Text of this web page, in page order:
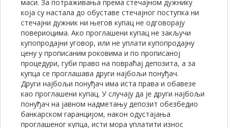
маси. За потраживања према стечајном дужнику
која су настала до обуставе стечајног поступка ни
стечајни дужник ни његов купац не одговорају
повериоцима. Ако проглашени купац не закључи
купопродајни уговор, или не уплати купопродајну
цену у прописаним роковима и по прописаној
процедури, губи право на повраћај депозита, а за
купца се проглашава други најбољи понуђач.
Други најбољи понуђач има иста права и обавезе
као проглашени купац. У случају да је други најбољи
понуђач на јавном надметању депозит обезбедио
банкарском гаранцијом, након одустајања
проглашеног купца, исти мора уплатити износ